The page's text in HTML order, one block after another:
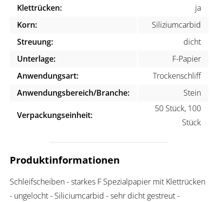
Klettrücken:
ja
Korn:
Siliziumcarbid
Streuung:
dicht
Unterlage:
F-Papier
Anwendungsart:
Trockenschliff
Anwendungsbereich/Branche:
Stein
Verpackungseinheit:
50 Stück, 100
Stück
Produktinformationen
Schleifscheiben - starkes F Spezialpapier mit Klettrücken
- ungelocht - Siliciumcarbid - sehr dicht gestreut -